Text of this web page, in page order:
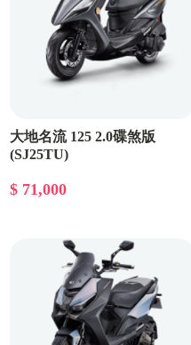
大地名流 125 2.0碟煞版
(SJ25TU)
$ 71,000